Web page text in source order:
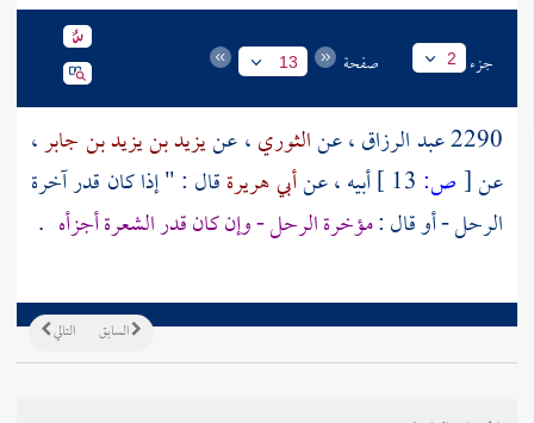
جزء 2 صفحة 13
2290عبد الرزاق، عنالثوري، عنيزيد بن يزيد بن جابر،
عن[ص: أبيه ، عنأبي هريرةقال : " إذا كان قدر آخرة
الرحل - أو قال :مؤخرة الرحل - وإن كان قدر الشعرة أجزأه .
التالي السابق